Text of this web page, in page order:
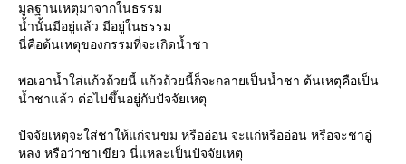
มูลฐานเหตุมาจากในธรรม
น้ำนั้นมีอยู่แล้ว มีอยู่ในธรรม
นี่คือต้นเหตุของกรรมที่จะเกิดน้ำชา
พอเอาน้ำใส่แก้วถ้วยนี้ แก้วถ้วยนี้ก็จะกลายเป็นน้ำชา ต้นเหตุคือเป็น
น้ำชาแล้ว ต่อไปขึ้นอยู่กับปัจจัยเหตุ
ปัจจัยเหตุจะใส่ชาให้แก่จนขม หรืออ่อน จะแก่หรืออ่อน หรือจะชาอู่
หลง หรือว่าชาเขียว นี่แหละเป็นปัจจัยเหตุ